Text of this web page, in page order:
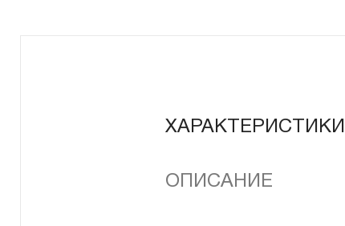
ХАРАКТЕРИСТИКИ
ОПИСАНИЕ